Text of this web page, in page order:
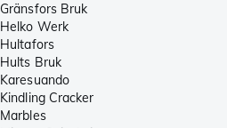
Gränsfors Bruk
Helko Werk
Hultafors
Hults Bruk
Karesuando
Kindling Cracker
Marbles